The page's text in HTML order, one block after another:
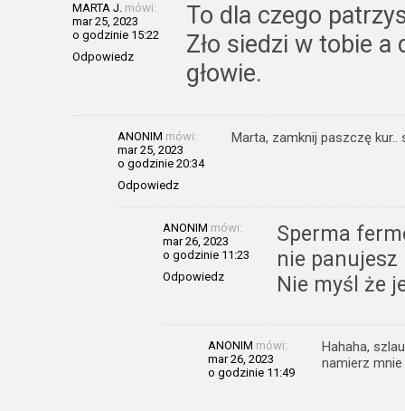
MARTA J. mówi:
mar 25, 2023
o godzinie 15:22
Odpowiedz
To dla czego
Zło siedzi w tobie
głowie.
ANONIM mówi:
mar 25, 2023
o godzinie 20:34
Odpowiedz
Marta, zamknij paszczę kur..
ANONIM mówi:
mar 26, 2023
o godzinie 11:23
Odpowiedz
Sperma
nie panujesz
Nie myśl że
ANONIM mówi:
mar 26, 2023
o godzinie 11:49
Hahaha,
namierz mnie